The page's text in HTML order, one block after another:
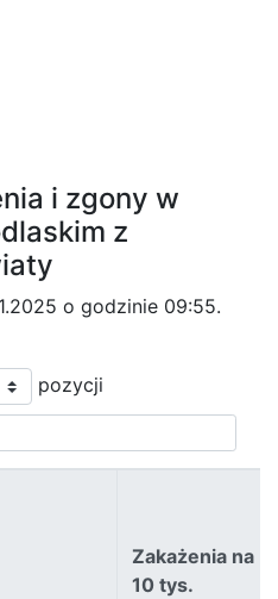
i zgony w
z
o godzinie 09:55.
pozycji
Zakażenia na
10 tys.